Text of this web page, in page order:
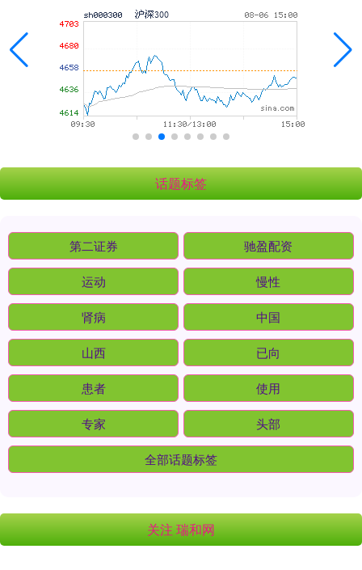
话题标签
第二证券 驰盈配资
运动 慢性
肾病 中国
山西 已向
患者 使用
专家 头部
全部话题标签
关注 瑞和网